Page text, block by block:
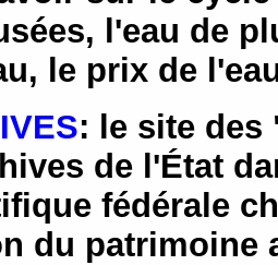
l'eau de
le prix de
: le site des
de l'État
fédérale
du patrimoine